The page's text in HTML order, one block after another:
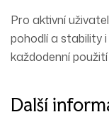
Pro aktivní
pohodlí a stability
každodenní
Další